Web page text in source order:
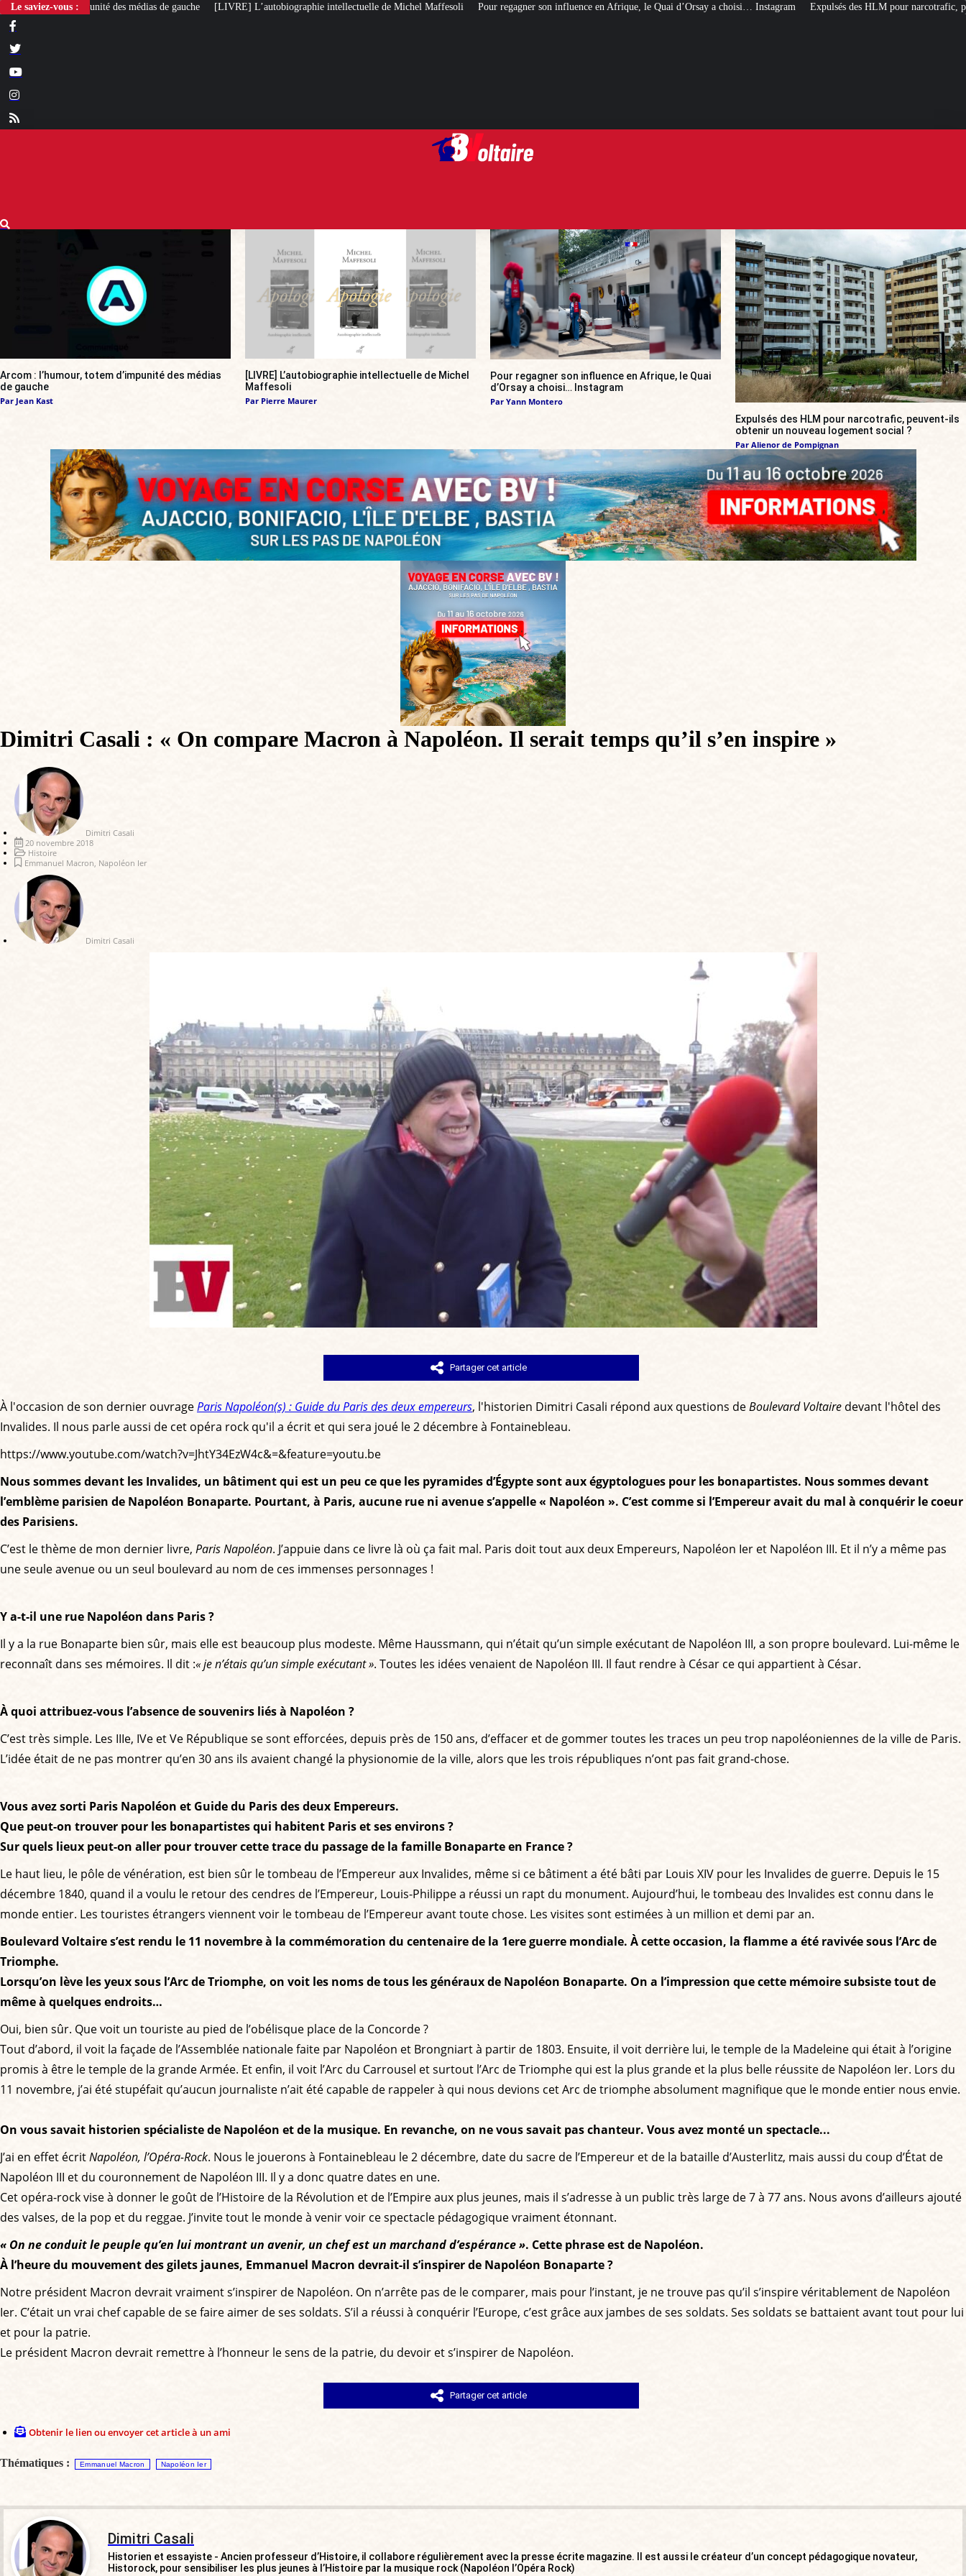
Le saviez-vous :
médias de gauche [LIVRE] L’autobiographie intellectuelle de Michel Maffesoli Pour regagner son influence en Afrique, le Quai d’Orsay a choisi… Instagram Expulsés des HLM pour narcotrafic, peuvent-ils obtenir un
Arcom : l’humour, totem d’impunité des médias
de gauche
Par Jean Kast
[LIVRE] L’autobiographie intellectuelle de Michel
Maffesoli
Par Pierre Maurer
Pour regagner son influence en Afrique, le Quai
d’Orsay a choisi… Instagram
Par Yann Montero
Expulsés des HLM pour narcotrafic, peuvent-ils
obtenir un nouveau logement social ?
Par Alienor de Pompignan
Dimitri Casali : « On compare Macron à Napoléon. Il serait temps qu’il s’en inspire »
Dimitri Casali
20 novembre 2018
Histoire
Emmanuel Macron Napoléon Ier
Dimitri Casali
Partager cet article
À l'occasion de son dernier ouvrageParis Napoléon(s) : Guide du Paris des deux empereurs, l'historien Dimitri Casali répond aux questions deBoulevard Voltaire devant l'hôtel des
Invalides. Il nous parle aussi de cet opéra rock qu'il a écrit et qui sera joué le 2 décembre à Fontainebleau.
https://www.youtube.com/watch?v=JhtY34EzW4c&=&feature=youtu.be
Nous sommes devant les Invalides, un bâtiment qui est un peu ce que les pyramides d’Égypte sont aux égyptologues pour les bonapartistes. Nous sommes devant
l’emblème parisien de Napoléon Bonaparte. Pourtant, à Paris, aucune rue ni avenue s’appelle « Napoléon ». C’est comme si l’Empereur avait du mal à conquérir le coeur
des Parisiens.
C’est le thème de mon dernier livre, Paris Napoléon. J’appuie dans ce livre là où ça fait mal. Paris doit tout aux deux Empereurs, Napoléon Ier et Napoléon III. Et il n’y a même pas
une seule avenue ou un seul boulevard au nom de ces immenses personnages !
Y a-t-il une rue Napoléon dans Paris ?
Il y a la rue Bonaparte bien sûr, mais elle est beaucoup plus modeste. Même Haussmann, qui n’était qu’un simple exécutant de Napoléon III, a son propre boulevard. Lui-même le
reconnaît dans ses mémoires. Il dit :« je n’étais qu’un simple exécutant ». Toutes les idées venaient de Napoléon III. Il faut rendre à César ce qui appartient à César.
À quoi attribuez-vous l’absence de souvenirs liés à Napoléon ?
C’est très simple. Les IIIe, IVe et Ve République se sont efforcées, depuis près de 150 ans, d’effacer et de gommer toutes les traces un peu trop napoléoniennes de la ville de Paris.
L’idée était de ne pas montrer qu’en 30 ans ils avaient changé la physionomie de la ville, alors que les trois républiques n’ont pas fait grand-chose.
Vous avez sorti Paris Napoléon et Guide du Paris des deux Empereurs.
Que peut-on trouver pour les bonapartistes qui habitent Paris et ses environs ?
Sur quels lieux peut-on aller pour trouver cette trace du passage de la famille Bonaparte en France ?
Le haut lieu, le pôle de vénération, est bien sûr le tombeau de l’Empereur aux Invalides, même si ce bâtiment a été bâti par Louis XIV pour les Invalides de guerre. Depuis le 15
décembre 1840, quand il a voulu le retour des cendres de l’Empereur, Louis-Philippe a réussi un rapt du monument. Aujourd’hui, le tombeau des Invalides est connu dans le
monde entier. Les touristes étrangers viennent voir le tombeau de l’Empereur avant toute chose. Les visites sont estimées à un million et demi par an.
Boulevard Voltaire s’est rendu le 11 novembre à la commémoration du centenaire de la 1ere guerre mondiale. À cette occasion, la flamme a été ravivée sous l’Arc de
Triomphe.
Lorsqu’on lève les yeux sous l’Arc de Triomphe, on voit les noms de tous les généraux de Napoléon Bonaparte. On a l’impression que cette mémoire subsiste tout de
même à quelques endroits…
Oui, bien sûr. Que voit un touriste au pied de l’obélisque place de la Concorde ?
Tout d’abord, il voit la façade de l’Assemblée nationale faite par Napoléon et Brongniart à partir de 1803. Ensuite, il voit derrière lui, le temple de la Madeleine qui était à l’origine
promis à être le temple de la grande Armée. Et enfin, il voit l’Arc du Carrousel et surtout l’Arc de Triomphe qui est la plus grande et la plus belle réussite de Napoléon Ier. Lors du
11 novembre, j’ai été stupéfait qu’aucun journaliste n’ait été capable de rappeler à qui nous devions cet Arc de triomphe absolument magnifique que le monde entier nous envie.
On vous savait historien spécialiste de Napoléon et de la musique. En revanche, on ne vous savait pas chanteur. Vous avez monté un spectacle...
J’ai en effet écritNapoléon, l’Opéra-Rock. Nous le jouerons à Fontainebleau le 2 décembre, date du sacre de l’Empereur et de la bataille d’Austerlitz, mais aussi du coup d’État de
Napoléon III et du couronnement de Napoléon III. Il y a donc quatre dates en une.
Cet opéra-rock vise à donner le goût de l’Histoire de la Révolution et de l’Empire aux plus jeunes, mais il s’adresse à un public très large de 7 à 77 ans. Nous avons d’ailleurs ajouté
des valses, de la pop et du reggae. J’invite tout le monde à venir voir ce spectacle pédagogique vraiment étonnant.
« On ne conduit le peuple qu’en lui montrant un avenir, un chef est un marchand d’espérance ». Cette phrase est de Napoléon.
À l’heure du mouvement des gilets jaunes, Emmanuel Macron devrait-il s’inspirer de Napoléon Bonaparte ?
Notre président Macron devrait vraiment s’inspirer de Napoléon. On n’arrête pas de le comparer, mais pour l’instant, je ne trouve pas qu’il s’inspire véritablement de Napoléon
Ier. C’était un vrai chef capable de se faire aimer de ses soldats. S’il a réussi à conquérir l’Europe, c’est grâce aux jambes de ses soldats. Ses soldats se battaient avant tout pour lui
et pour la patrie.
Le président Macron devrait remettre à l’honneur le sens de la patrie, du devoir et s’inspirer de Napoléon.
Partager cet article
Obtenir le lien ou envoyer cet article à un ami
Thématiques : Emmanuel Macron Napoléon Ier
Dimitri Casali
Historien et essayiste - Ancien professeur d’Histoire, il collabore régulièrement avec la presse écrite magazine. Il est aussi le créateur d’un concept pédagogique novateur,
Historock, pour sensibiliser les plus jeunes à l’Histoire par la musique rock (Napoléon l’Opéra Rock)